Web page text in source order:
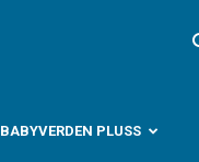
BABYVERDEN PLUSS